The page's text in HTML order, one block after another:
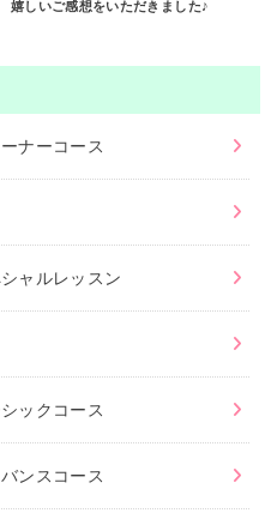
嬉しいご感想をいただきました♪
ナーコース
ャルレッスン
ックコース
ンスコース